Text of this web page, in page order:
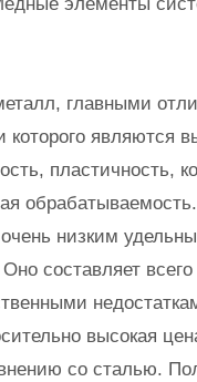
главными
которого являются
пластичность,
низким
составляет
высокая
со сталью.